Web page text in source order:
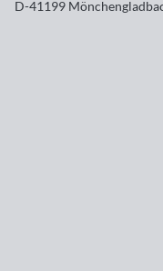
D-41199